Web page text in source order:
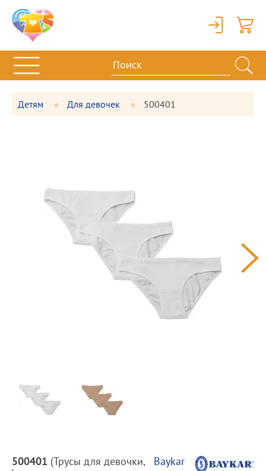
Вход
Детям Для девочек 500401
Описание
500401 (Трусы для девочки,
Baykar